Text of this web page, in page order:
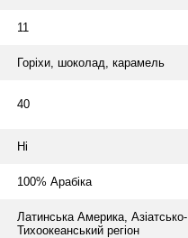
11
Горіхи, шоколад, карамель
40
Ні
100% Арабіка
Латинська Америка, Азіатсько-
Тихоокеанський регіон